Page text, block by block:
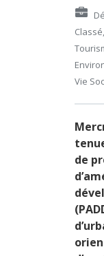
Classé,
Vie
de